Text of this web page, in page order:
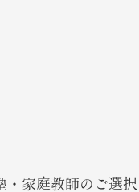
・家庭教師のご選択